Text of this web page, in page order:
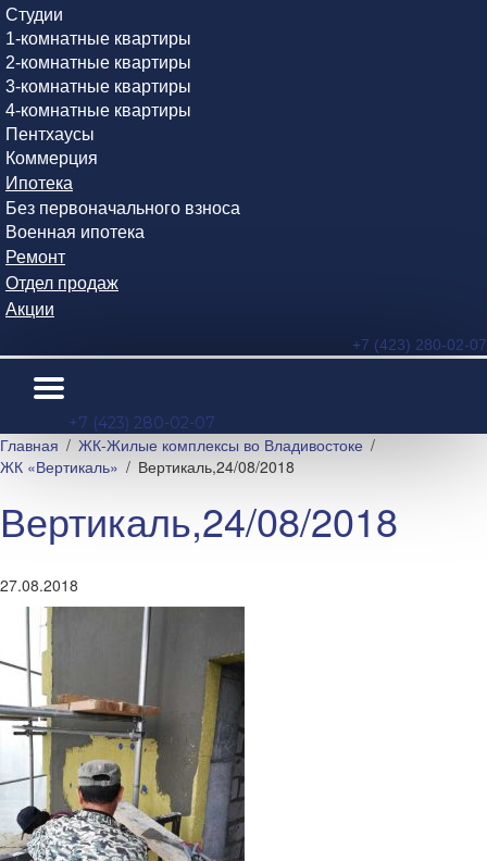
Студии
1-комнатные квартиры
2-комнатные квартиры
3-комнатные квартиры
4-комнатные квартиры
Пентхаусы
Коммерция
Ипотека
Без первоначального взноса
Военная ипотека
Ремонт
Отдел продаж
Акции
+7 (423) 280-02-07
+7 (423) 280-02-07
Главная
ЖК-Жилые комплексы во Владивостоке
ЖК «Вертикаль»
Вертикаль,24/08/2018
Вертикаль,24/08/2018
27.08.2018